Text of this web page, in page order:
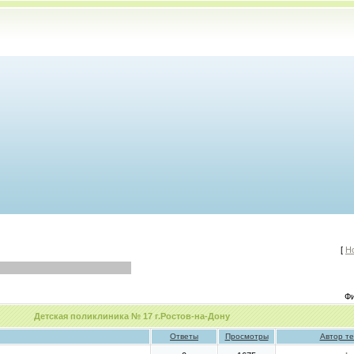
[
Детская поликлиника № 17 г.Ростов-на-Дону
Ответы Просмотры Автор